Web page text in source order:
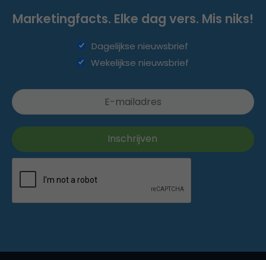
Marketingfacts. Elke dag vers. Mis niks!
Dagelijkse nieuwsbrief
Wekelijkse nieuwsbrief